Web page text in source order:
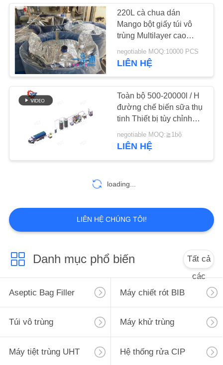
PRIVACY
POLICY
thiết bị tiền xử lý
126
Máy chiết rót và
37
Phụ tùng thiết bị
45
220L cà chua dán
Mango bột giấy túi vô
trùng Multilayer cao
Barrier
negotiable MOQ:10000 PCS
LIÊN HỆ
Toàn bộ 500-20000l / H
đường chế biến sữa thụ
tinh Thiết bị tùy chỉnh
cho ngành công nghiệp
sữa SUS304/316
negotiable MOQ:≧1bộ
LIÊN HỆ
loading...
LIÊN HỆ CHÚNG TÔI!
Danh mục phổ biến
Tất cả
các
Aseptic Bag Filler
Máy chiết rót BIB
Túi vô trùng Máy khử trùng
Máy tiệt trùng UHT Hệ thống rửa CIP